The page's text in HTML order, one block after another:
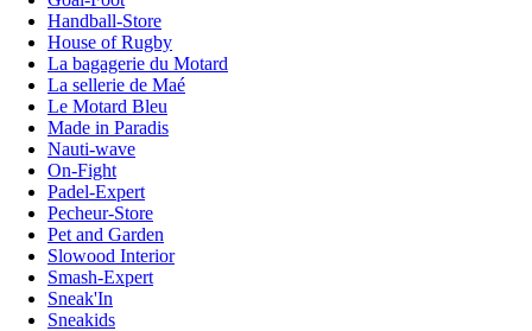
Handball-Store
House of Rugby
La bagagerie du Motard
La sellerie de Maé
Le Motard Bleu
Made in Paradis
Nauti-wave
On-Fight
Padel-Expert
Pecheur-Store
Pet and Garden
Slowood Interior
Smash-Expert
Sneak'In
Sneakids